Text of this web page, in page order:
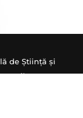
de Știință și
rezervate.